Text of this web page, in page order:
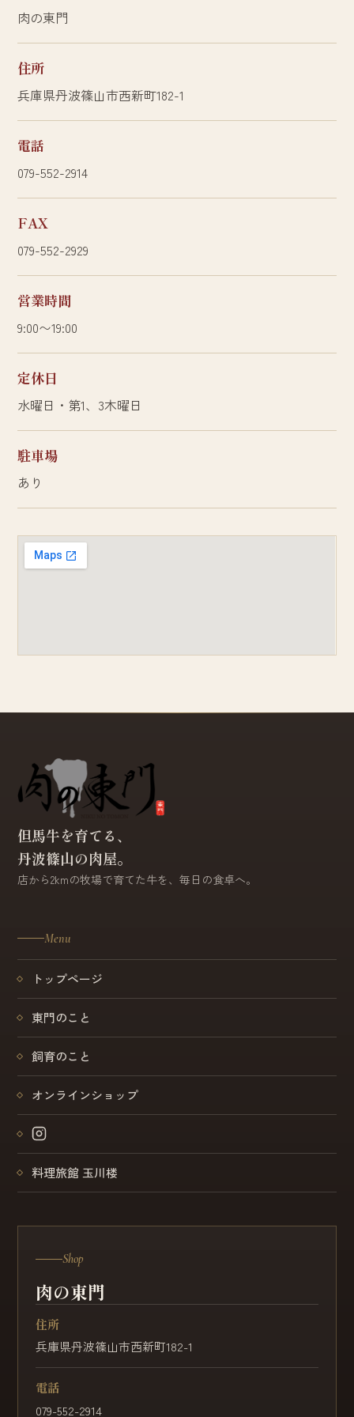
肉の東門
住所
兵庫県丹波篠山市西新町182-1
電話
079-552-2914
FAX
079-552-2929
営業時間
9:00〜19:00
定休日
水曜日・第1、3木曜日
駐車場
あり
但馬牛を育てる、
丹波篠山の肉屋。
店から2kmの牧場で育てた牛を、毎日の食卓へ。
Menu
トップページ
東門のこと
飼育のこと
オンラインショップ
料理旅館 玉川楼
Shop
肉の東門
住所
兵庫県丹波篠山市西新町182-1
電話
079-552-2914